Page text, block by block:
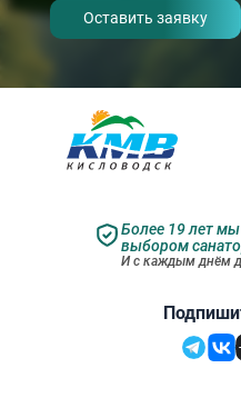
Более 19 лет
выбором
И с каждым днём